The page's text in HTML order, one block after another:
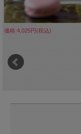
価格:4,025円(税込)